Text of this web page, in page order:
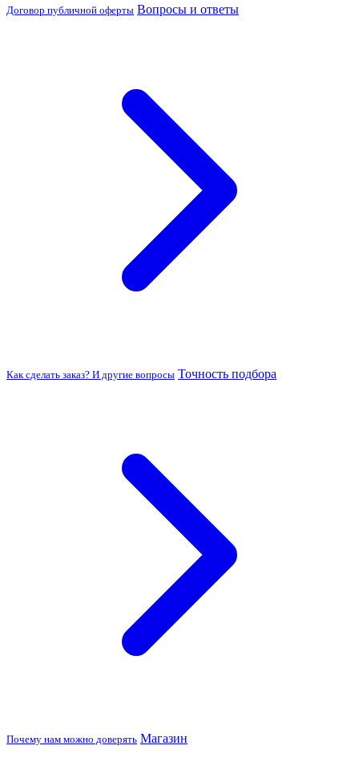
Договор публичной оферты Вопросы и ответы
Как сделать заказ? И другие вопросы Точность подбора
Почему нам можно доверять Магазин